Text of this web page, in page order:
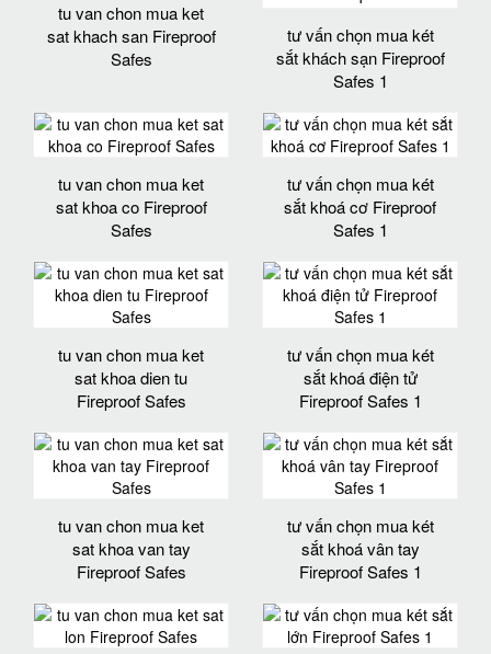
tu van chon mua ket
sat khach san Fireproof
Safes
tư vấn chọn mua két
sắt khách sạn Fireproof
Safes 1
tu van chon mua ket
sat khoa co Fireproof
Safes
tư vấn chọn mua két
sắt khoá cơ Fireproof
Safes 1
tu van chon mua ket
sat khoa dien tu
Fireproof Safes
tư vấn chọn mua két
sắt khoá điện tử
Fireproof Safes 1
tu van chon mua ket
sat khoa van tay
Fireproof Safes
tư vấn chọn mua két
sắt khoá vân tay
Fireproof Safes 1